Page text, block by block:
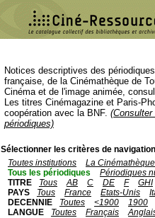
Notices descriptives des
française, de la Cinémathèque de
Cinéma et de l'image animée,
Les titres Cinémagazine et Paris-
coopération avec la BNF.
périodiques)
Sélectionner les critères de
Toutes institutions
La
Tous les périodiques
Périodiques
TITRE
Tous AB C DE F
GHI
PAYS
Tous France Etats-Unis
DECENNIE
Toutes <1900
1900
LANGUE
Toutes Français